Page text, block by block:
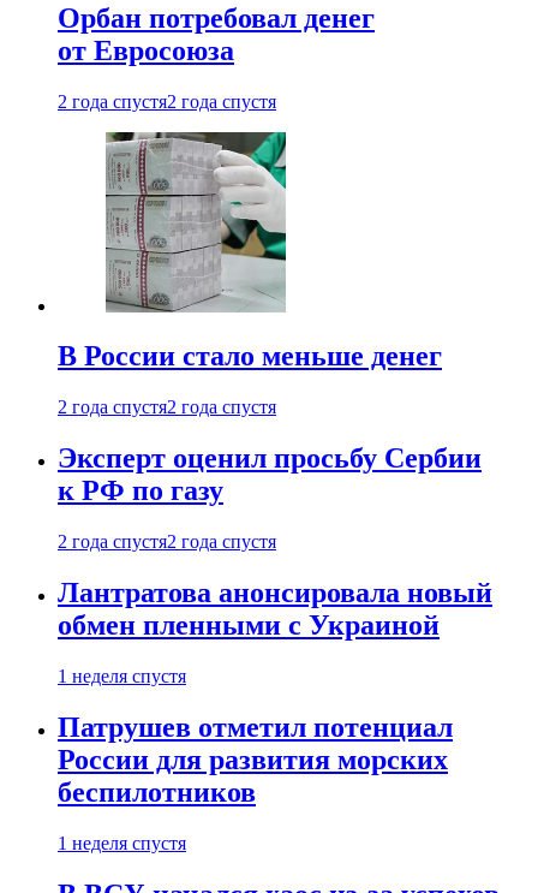
Орбан потребовал денег
от Евросоюза
2 года спустя2 года спустя
В России стало меньше денег
2 года спустя2 года спустя
Эксперт оценил просьбу Сербии
к РФ по газу
2 года спустя2 года спустя
Лантратова анонсировала новый
обмен пленными с Украиной
1 неделя спустя
Патрушев отметил потенциал
России для развития морских
беспилотников
1 неделя спустя